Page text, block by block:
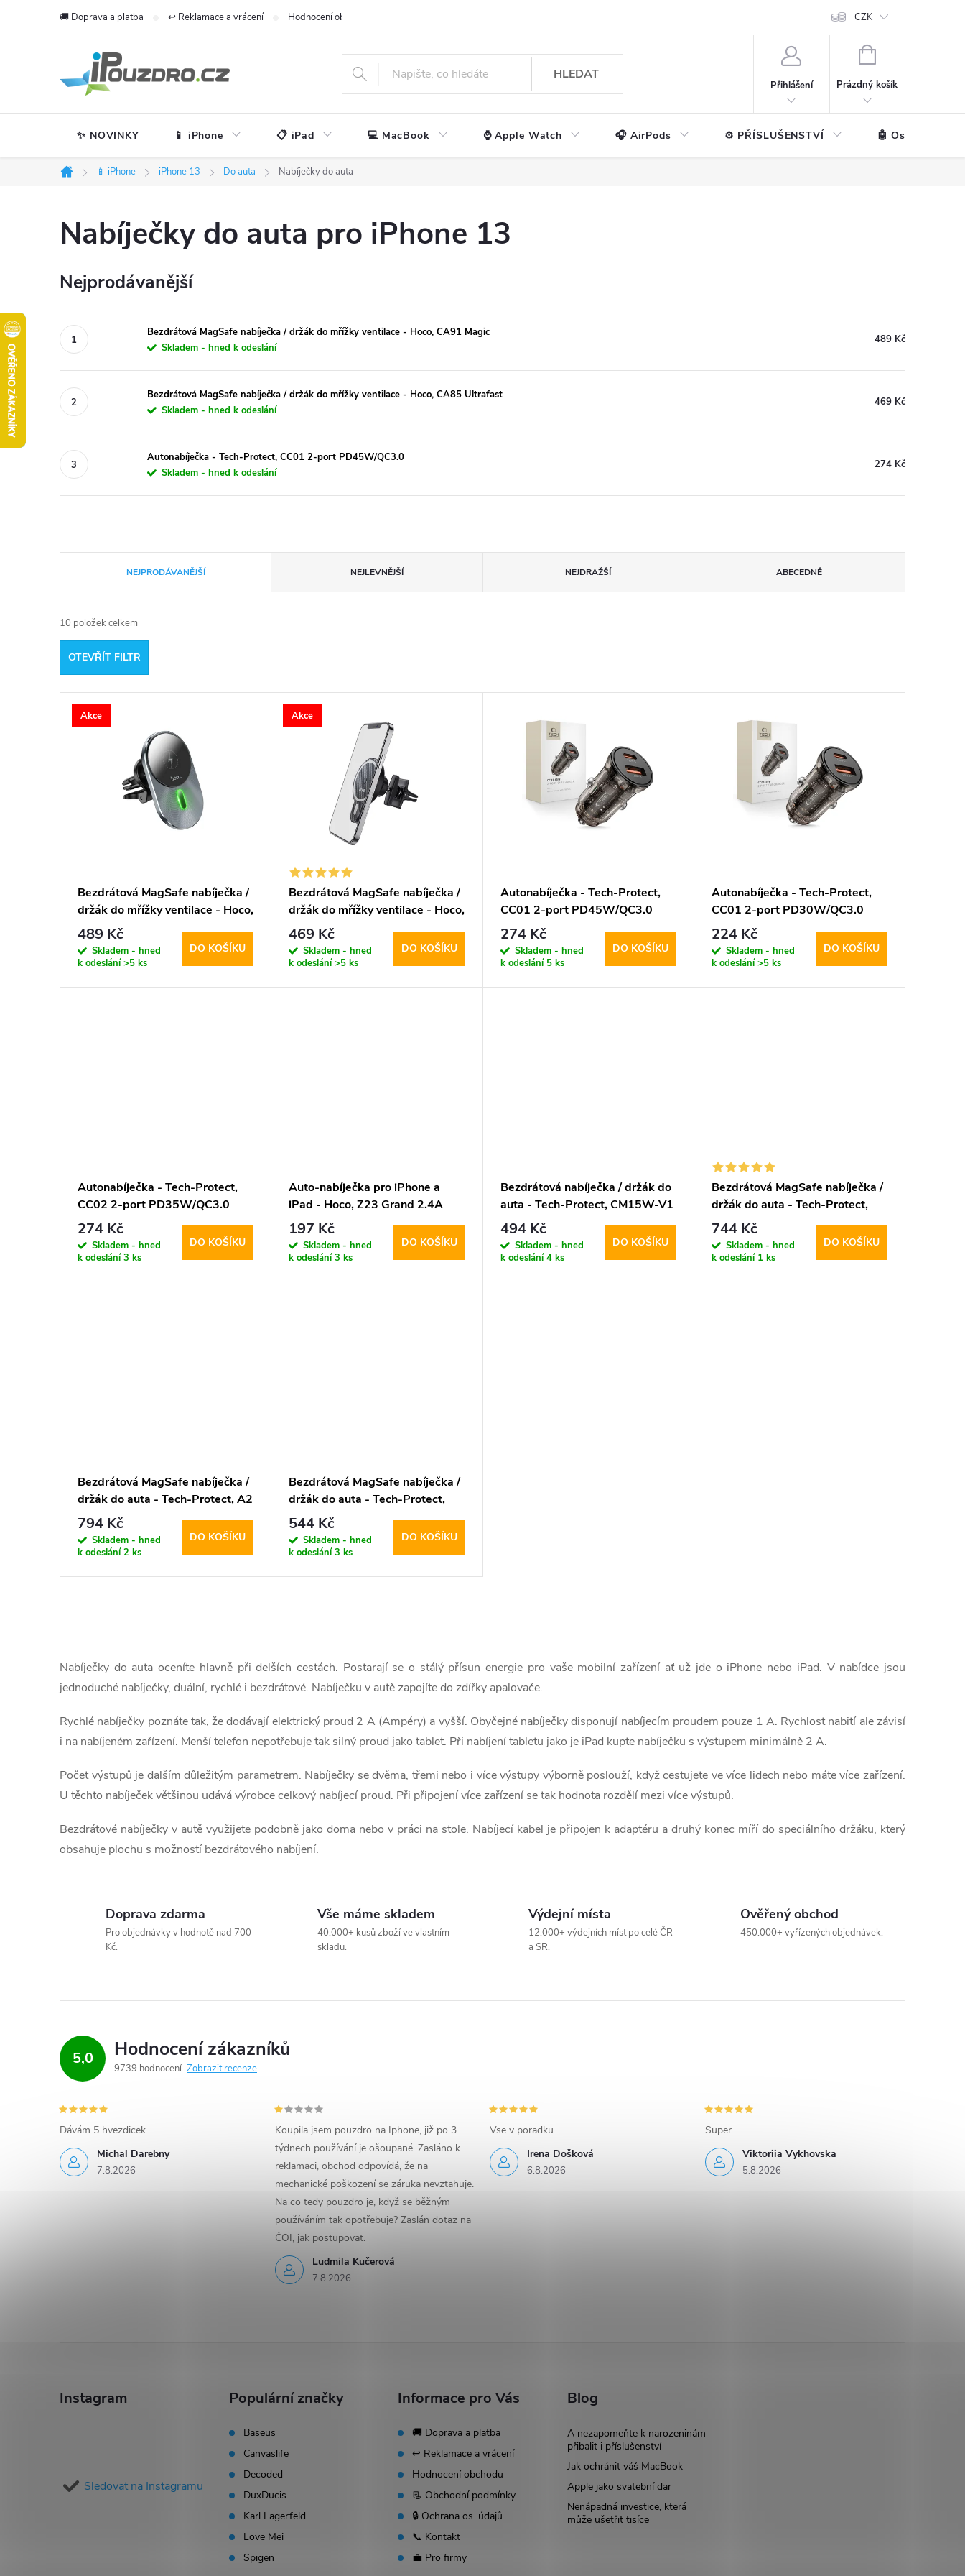
🚚 Doprava a platba ↩️ Reklamace a vrácení Hodnocení obchodu CZK
HLEDAT
Přihlášení
NÁKUPNÍ
Prázdný košík
✨ NOVINKY 📱 iPhone 📋 iPad 💻 MacBook ⌚ Apple Watch 🎧 AirPods ⚙️ PŘÍSLUŠENSTVÍ 🤖 Ostatní
Domů
📱 iPhone iPhone 13 Do auta Nabíječky do auta
Nabíječky do auta pro iPhone 13
Nejprodávanější
Bezdrátová MagSafe nabíječka / držák do mřížky ventilace - Hoco, CA91 Magic
Skladem - hned k odeslání
489 Kč
Bezdrátová MagSafe nabíječka / držák do mřížky ventilace - Hoco, CA85 Ultrafast
Skladem - hned k odeslání
469 Kč
Autonabíječka - Tech-Protect, CC01 2-port PD45W/QC3.0
Skladem - hned k odeslání
274 Kč
a
z
e
n
t
NEJPRODÁVANĚJŠÍ NEJLEVNĚJŠÍ NEJDRAŽŠÍ ABECEDNĚ
10 položek celkem
OTEVŘÍT FILTR
V
d
Akce
Bezdrátová MagSafe nabíječka /
držák do mřížky ventilace - Hoco,
CA91 Magic
489 Kč
Skladem - hned
k odeslání>5 ks
DO KOŠÍKU
Akce
Bezdrátová MagSafe nabíječka /
držák do mřížky ventilace - Hoco,
CA85 Ultrafast
469 Kč
Skladem - hned
k odeslání>5 ks
DO KOŠÍKU
Autonabíječka - Tech-Protect,
CC01 2-port PD45W/QC3.0
274 Kč
Skladem - hned
k odeslání 5 ks
DO KOŠÍKU
Autonabíječka - Tech-Protect,
CC01 2-port PD30W/QC3.0
224 Kč
Skladem - hned
k odeslání>5 ks
DO KOŠÍKU
Autonabíječka - Tech-Protect,
CC02 2-port PD35W/QC3.0
274 Kč
Skladem - hned
k odeslání3 ks
DO KOŠÍKU
Auto-nabíječka pro iPhone a
iPad - Hoco, Z23 Grand 2.4A
197 Kč
Skladem - hned
k odeslání3 ks
DO KOŠÍKU
Bezdrátová nabíječka / držák do
auta - Tech-Protect, CM15W-V1
Dashboard & Vent
494 Kč
Skladem - hned
k odeslání4 ks
DO KOŠÍKU
Bezdrátová MagSafe nabíječka /
držák do auta - Tech-Protect,
MM15W-V1 Dashboard & Vent
744 Kč
Skladem - hned
k odeslání 1 ks
DO KOŠÍKU
Bezdrátová MagSafe nabíječka /
držák do auta - Tech-Protect, A2
15W Black
794 Kč
Skladem - hned
k odeslání2 ks
DO KOŠÍKU
Bezdrátová MagSafe nabíječka /
držák do auta - Tech-Protect,
MM15W-V6 Dashboard & Vent
544 Kč
Skladem - hned
k odeslání3 ks
DO KOŠÍKU
v
l
á
d
a
c
í
p
v
ý
p
s
u
Nabíječky do auta oceníte hlavně při delších cestách. Postarají se o stálý přísun energie pro vaše mobilní zařízení ať už jde o iPhone nebo iPad. V nabídce jsou
jednoduché nabíječky, duální, rychlé i bezdrátové. Nabíječku v autě zapojíte do zdířky apalovače.
Rychlé nabíječky poznáte tak, že dodávají elektrický proud 2 A (Ampéry) a vyšší. Obyčejné nabíječky disponují nabíjecím proudem pouze 1 A. Rychlost nabití ale závisí
i na nabíjeném zařízení. Menší telefon nepotřebuje tak silný proud jako tablet. Při nabíjení tabletu jako je iPad kupte nabíječku s výstupem minimálně 2 A.
Počet výstupů je dalším důležitým parametrem. Nabíječky se dvěma, třemi nebo i více výstupy výborně poslouží, když cestujete ve více lidech nebo máte více zařízení.
U těchto nabíječek většinou udává výrobce celkový nabíjecí proud. Při připojení více zařízení se tak hodnota rozdělí mezi více výstupů.
Bezdrátové nabíječky v autě využijete podobně jako doma nebo v práci na stole. Nabíjecí kabel je připojen k adaptéru a druhý konec míří do speciálního držáku, který
obsahuje plochu s možností bezdrátového nabíjení.
Doprava zdarma
Pro objednávky v hodnotě nad 700
Kč.
Vše máme skladem
40.000+ kusů zboží ve vlastním
skladu.
Výdejní místa
12.000+ výdejních míst po celé ČR
a SR.
Ověřený obchod
450.000+ vyřízených objednávek.
5,0 Hodnocení zákazníků
9739 hodnocení Zobrazit recenze
Michal Darebny
7.8.2026
Dávám 5 hvezdicek
Ludmila Kučerová
7.8.2026
Koupila jsem pouzdro na Iphone, již po 3
týdnech používání je ošoupané. Zasláno k
reklamaci, obchod odpovídá, že na
mechanické poškození se záruka nevztahuje.
Na co tedy pouzdro je, když se běžným
používáním tak opotřebuje? Zaslán dotaz na
ČOI, jak postupovat.
Irena Došková
6.8.2026
Vse v poradku
Viktoriia Vykhovska
5.8.2026
Super
Instagram
Sledovat na Instagramu
Populární značky
Baseus
Canvaslife
Decoded
DuxDucis
Karl Lagerfeld
Love Mei
Spigen
Informace pro Vás
🚚 Doprava a platba
↩️ Reklamace a vrácení
Hodnocení obchodu
📃 Obchodní podmínky
🔒 Ochrana os. údajů
📞 Kontakt
💼 Pro firmy
Blog
A nezapomeňte k narozeninám
přibalit i příslušenství
Jak ochránit váš MacBook
Apple jako svatební dar
Nenápadná investice, která
může ušetřit tisíce